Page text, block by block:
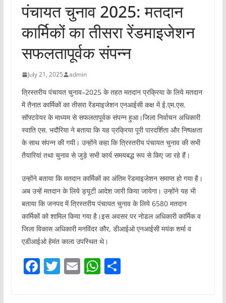
पंचायत चुनाव 2025: मतदान
कार्मिकों का तीसरा रेंडमाइजेशन
सफलतापूर्वक संपन्न
July 21, 2025 admin
त्रिस्तरीय पंचायत चुनाव–2025 के तहत मतदान प्रक्रिया के लिये मतदान
में तैनात कार्मिकों का तीसरा रेंडमाइजेशन एनआईसी कक्ष में ई.एम.एस.
सॉफ्टवेयर के माध्यम से सफलतापूर्वक संपन्न हुआ।जिला निर्वाचन अधिकारी
स्वाति एस. भदौरिया ने बताया कि यह प्रक्रिया पूरी पारदर्शिता और निष्पक्षता
के साथ संपन्न की गयी। उन्होंने कहा कि त्रिस्तरीय पंचायत चुनाव की सभी
तैयारियां तथा चुनाव से जुड़े सभी कार्य समयबद्ध रूप से किए जा रहे हैं।
उन्होंने बताया कि मतदान कार्मिकों का अंतिम रेंडमाइजेशन समाप्त हो गया है।
अब उन्हें मतदान के लिये ड्यूटी आदेश जारी किया जायेगा। उन्होंने यह भी
बताया कि जनपद में त्रिस्तरीय पंचायत चुनाव के लिये 6580 मतदान
कार्मिकों को शामिल किया गया है।इस अवसर पर नोडल अधिकारी कार्मिक व
जिला विकास अधिकारी मनविंदर कौर, डीआईओ एनआईसी मयंक शर्मा व
एडीआईओ हेमंत काला उपस्थित थे।
F T E W S